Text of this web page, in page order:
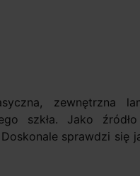
zewnętrzna
szkła. Jako
sprawdzi się